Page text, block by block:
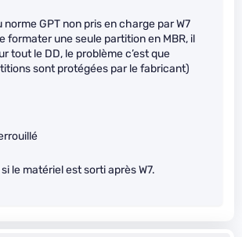
norme GPT non pris en charge par W7
formater une seule partition en MBR, il
tout le DD, le problème c’est que
sont protégées par le fabricant)
le matériel est sorti après W7.